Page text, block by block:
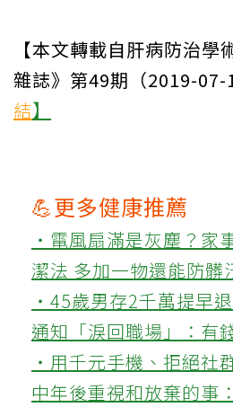
【本文轉載自肝病防治學
雜誌》第49期（2019-07-
結】
💪更多健康推薦
‧電風扇滿是灰塵？家
潔法 多加一物還能防髒
‧45歲男存2千萬提早
通知「淚回職場」：有
‧用千元手機、拒絕社
中年後重視和放棄的事